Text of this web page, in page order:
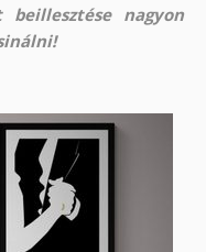
nagyon